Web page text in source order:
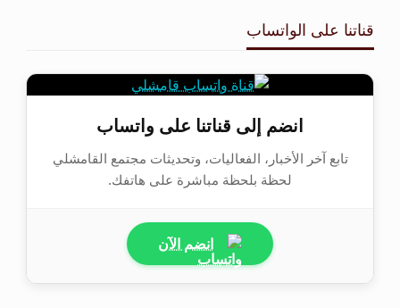
قناتنا على الواتساب
انضم إلى قناتنا على واتساب
تابع آخر الأخبار، الفعاليات، وتحديثات مجتمع القامشلي
لحظة بلحظة مباشرة على هاتفك.
انضم الآن